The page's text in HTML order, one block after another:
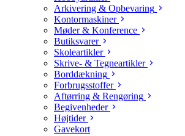
Arkivering & Opbevaring
Kontormaskiner
Møder & Konference
Butiksvarer
Skoleartikler
Skrive- & Tegneartikler
Borddækning
Forbrugsstoffer
Aftørring & Rengøring
Begivenheder
Højtider
Gavekort